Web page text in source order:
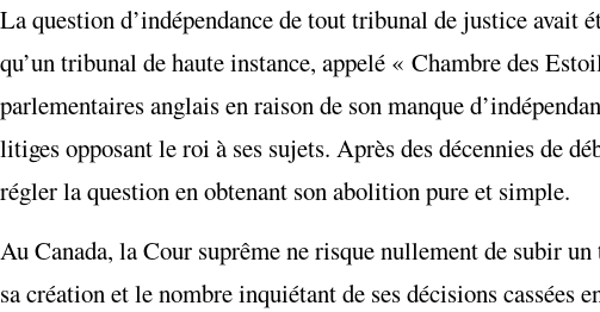
La question d’indépendance de tout tribunal de justice avait
qu’un tribunal de haute instance, appelé « Chambre des
parlementaires anglais en raison de son manque
litiges opposant le roi à ses sujets. Après des décennies de
régler la question en obtenant son abolition pure et simple.
Au Canada, la Cour suprême ne risque nullement de subir
sa création et le nombre inquiétant de ses décisions